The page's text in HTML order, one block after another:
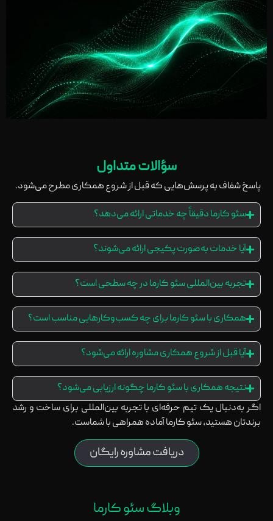
سؤالات متداول
پاسخ شفاف به پرسش‌هایی که قبل از شروع همکاری مطرح می‌شود.
سئو کارما دقیقاً چه خدماتی ارائه می‌دهد؟
آیا خدمات به‌صورت پکیجی ارائه می‌شوند؟
تجربه بین‌المللی سئو کارما در چه سطحی است؟
همکاری با سئو کارما برای چه کسب‌وکارهایی مناسب است؟
آیا قبل از شروع همکاری مشاوره ارائه می‌شود؟
نتیجه همکاری با سئو کارما چگونه ارزیابی می‌شود؟
اگر به‌دنبال یک تیم حرفه‌ای با تجربه بین‌المللی برای ساخت و رشد
برندتان هستید، سئو کارما آماده همراهی با شماست.
دریافت مشاوره رایگان
وبلاگ سئو کارما